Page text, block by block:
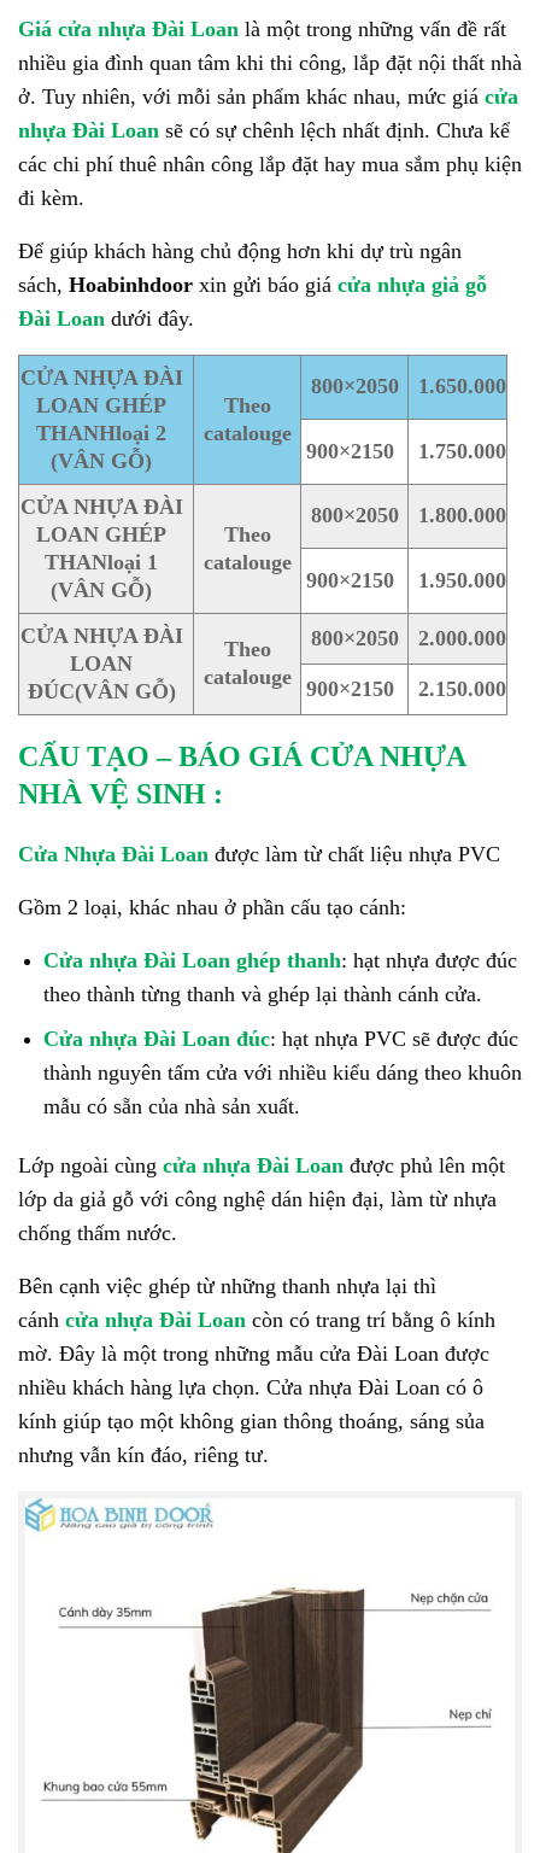
Giá cửa nhựa Đài Loan là một trong những vấn đề rất
nhiều gia đình quan tâm khi thi công, lắp đặt nội thất nhà
ở. Tuy nhiên, với mỗi sản phẩm khác nhau, mức giá cửa
nhựa Đài Loan sẽ có sự chênh lệch nhất định. Chưa kể
các chi phí thuê nhân công lắp đặt hay mua sắm phụ kiện
đi kèm.
Để giúp khách hàng chủ động hơn khi dự trù ngân
sách, Hoabinhdoor xin gửi báo giá cửa nhựa giả gỗ
Đài Loan dưới đây.
CỬA NHỰA ĐÀI
LOAN GHÉP
THANHloại 2
(VÂN GỖ)
Theo
catalouge
800×2050 1.650.000
900×2150 1.750.000
CỬA NHỰA ĐÀI
LOAN GHÉP
THANloại 1
(VÂN GỖ)
Theo
catalouge
800×2050 1.800.000
900×2150 1.950.000
CỬA NHỰA ĐÀI
LOAN
ĐÚC(VÂN GỖ)
Theo
catalouge
800×2050 2.000.000
900×2150 2.150.000
CẤU TẠO – BÁO GIÁ CỬA NHỰA
NHÀ VỆ SINH :
Cửa Nhựa Đài Loan được làm từ chất liệu nhựa PVC
Gồm 2 loại, khác nhau ở phần cấu tạo cánh:
Cửa nhựa Đài Loan ghép thanh: hạt nhựa được đúc
theo thành từng thanh và ghép lại thành cánh cửa.
Cửa nhựa Đài Loan đúc: hạt nhựa PVC sẽ được đúc
thành nguyên tấm cửa với nhiều kiểu dáng theo khuôn
mẫu có sẵn của nhà sản xuất.
Lớp ngoài cùng cửa nhựa Đài Loan được phủ lên một
lớp da giả gỗ với công nghệ dán hiện đại, làm từ nhựa
chống thấm nước.
Bên cạnh việc ghép từ những thanh nhựa lại thì
cánh cửa nhựa Đài Loan còn có trang trí bằng ô kính
mờ. Đây là một trong những mẫu cửa Đài Loan được
nhiều khách hàng lựa chọn. Cửa nhựa Đài Loan có ô
kính giúp tạo một không gian thông thoáng, sáng sủa
nhưng vẫn kín đáo, riêng tư.